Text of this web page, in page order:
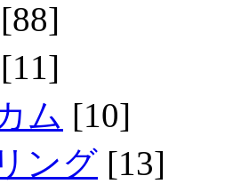
[88]
[11]
ム [10]
ング [13]